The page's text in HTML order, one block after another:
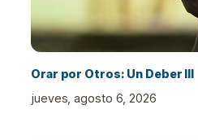
Orar por Otros: Un Deber III
jueves, agosto 6, 2026